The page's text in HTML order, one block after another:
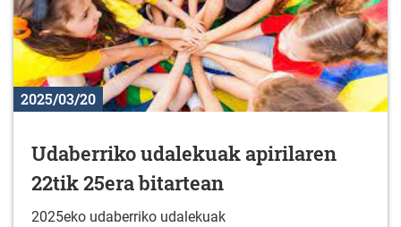
2025/03/20
Udaberriko udalekuak apirilaren
22tik 25era bitartean
2025eko udaberriko udalekuak